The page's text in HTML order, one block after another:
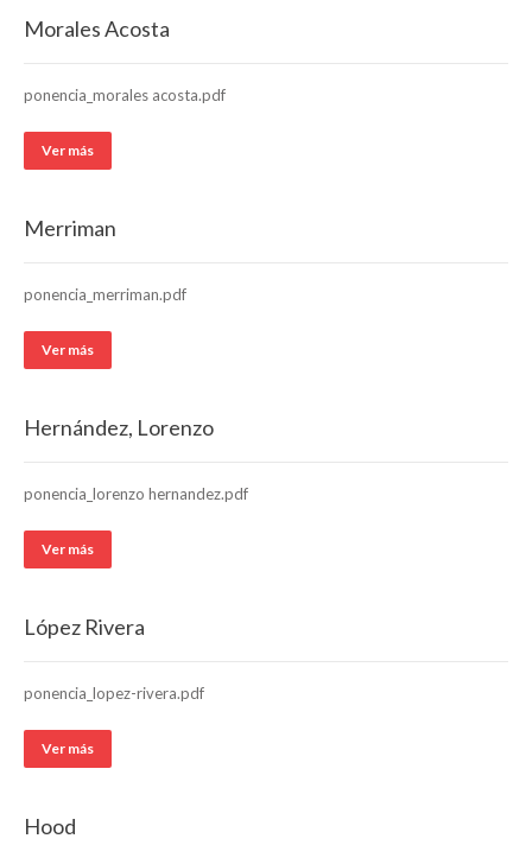
Morales Acosta
ponencia_morales acosta.pdf
Ver más
Merriman
ponencia_merriman.pdf
Ver más
Hernández, Lorenzo
ponencia_lorenzo hernandez.pdf
Ver más
López Rivera
ponencia_lopez-rivera.pdf
Ver más
Hood